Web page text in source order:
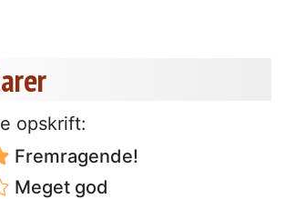
opskrift:
Fremragende!
Meget god